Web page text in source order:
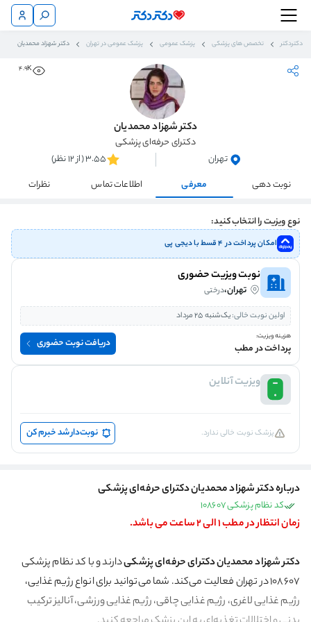
دکتردکتر تخصص های پزشکی پزشک عمومی پزشک عمومی در تهران دکتر شهزاد محمدیان
4.9K
دکتر شهزاد محمدیان
دکترای حرفه‌ای پزشکی
تهران
3.55 (از 12 نظر)
نوبت دهی
معرفی اطلاعات تماس نظرات
نوع ویزیت را انتخاب کنید:
امکان پرداخت در ۴ قسط با دیجی پی
نوبت ویزیت حضوری
تهران،درختی
اولین نوبت خالی:یک‌شنبه 25 مرداد
هزینه ویزیت:
پرداخت در مطب دریافت نوبت حضوری
ویزیت آنلاین
پزشک نوبت خالی ندارد. نوبت‌دار شد خبرم کن
درباره دکتر شهزاد محمدیان دکترای حرفه‌ای پزشکی
کد نظام پزشکی 108607
زمان انتظار در مطب 1 الی 2 ساعت می باشد.
دکتر شهزاد محمدیان دکترای حرفه‌ای پزشکیدارند و با کد نظام پزشکی
108607 در تهران فعالیت می‌کند. شما می‌توانید برای انواع رژیم غذایی،
رژیم غذایی لاغری، رژیم غذایی چاقی، رژیم غذایی ورزشی، آنالیز ترکیب